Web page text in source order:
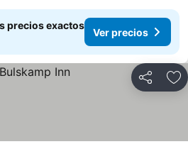
precios exactos
Ver precios
Compartir